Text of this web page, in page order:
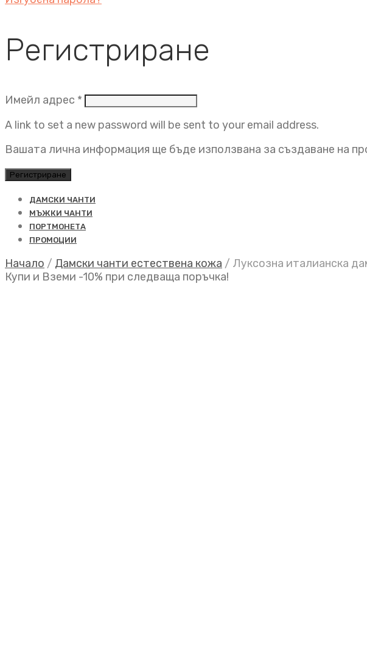
Регистриране
Имейл адрес * Задължително
A link to set a new password will be sent to your email address.
Вашата лична информация ще бъде използвана за създаване на
Регистриране
ДАМСКИ ЧАНТИ
МЪЖКИ ЧАНТИ
ПОРТМОНЕТА
ПРОМОЦИИ
Начало / Дамски чанти естествена кожа / Луксозна италианска
Купи и Вземи -10% при следваща поръчка!